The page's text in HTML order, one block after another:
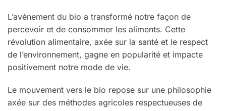
L’avènement du bio a transformé notre façon de
percevoir et de consommer les aliments. Cette
révolution alimentaire, axée sur la santé et le respect
de l’environnement, gagne en popularité et impacte
positivement notre mode de vie.
Le mouvement vers le bio repose sur une philosophie
axée sur des méthodes agricoles respectueuses de